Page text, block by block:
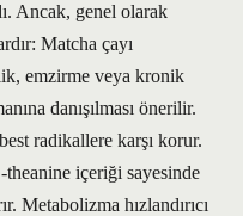
Ancak, genel olarak
Matcha çayı
emzirme veya kronik
danışılması önerilir.
radikallere karşı korur.
içeriği sayesinde
Metabolizma hızlandırıcı